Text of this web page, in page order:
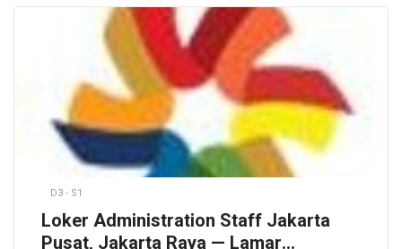
Tangerang Selatan, Banten, ID Deskripsi Pekerjaan RS
Pondok Indah – Bintaro Jaya berkomitmen untuk
memberikan pelayanan […]
D3 - S1
Loker Administration Staff Jakarta
Pusat, Jakarta Raya — Lamar